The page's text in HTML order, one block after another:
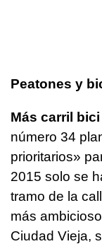
Peatones y
Más carril
número 34
prioritarios»
2015 solo se
tramo de la
más
Ciudad Vieja,